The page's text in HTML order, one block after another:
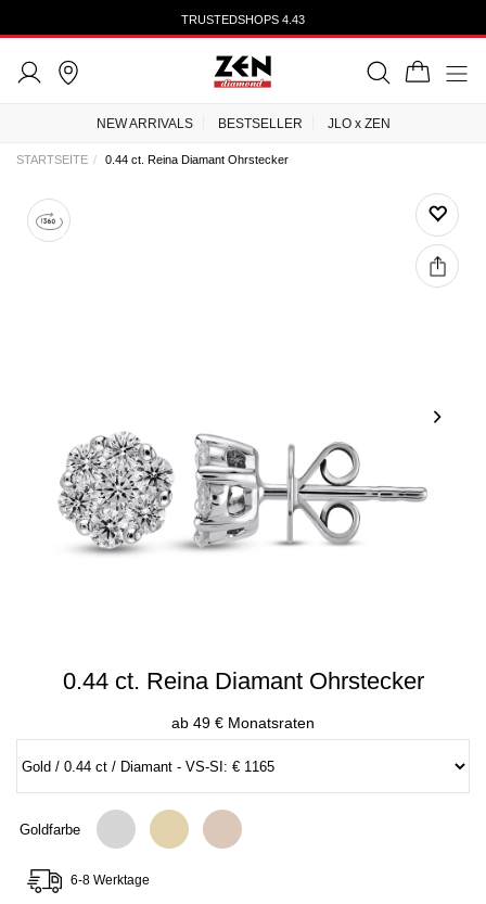
TRUSTEDSHOPS 4.43
NEW ARRIVALS BESTSELLER JLO x ZEN
STARTSEITE 0.44 ct. Reina Diamant Ohrstecker
0.44 ct. Reina Diamant Ohrstecker
ab 49 € Monatsraten
Goldfarbe
6-8 Werktage